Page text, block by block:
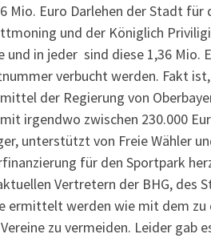
Mio. Euro Darlehen der Stadt für
und der Königlich
und in jeder sind diese 1,36
verbucht werden. Fakt
der Regierung von
irgendwo zwischen 230.000
unterstützt von Freie Wähler
für den Sportpark
Vertretern der BHG, des
ermittelt werden wie mit dem
zu vermeiden. Leider gab